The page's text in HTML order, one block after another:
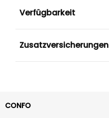
Verfügbarkeit
Zusatzversicherungen
CONFO